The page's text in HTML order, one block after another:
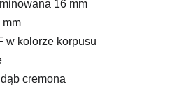
16 mm
mm
w kolorze korpusu
dąb cremona